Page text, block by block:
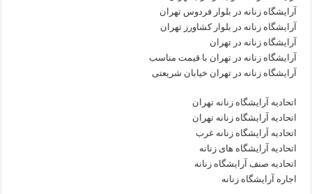
آرایشگاه زنانه در بلوار فردوس تهران
آرایشگاه زنانه در بلوار کشاورز تهران
آرایشگاه زنانه در تهران
آرایشگاه زنانه در تهران با قیمت مناسب
آرایشگاه زنانه در تهران خیابان شریعتی
اتحادیه آرایشگاه زنانه تهران
اتحادیه آرایشگاه زنانه تهران
اتحادیه آرایشگاه زنانه غرب
اتحادیه آرایشگاه های زنانه
اتحادیه صنف آرایشگاه زنانه
اجاره آرایشگاه زنانه